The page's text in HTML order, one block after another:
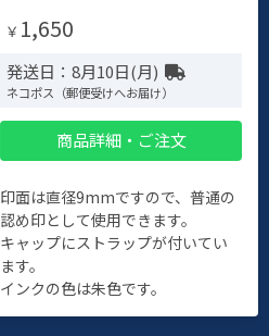
￥ 1,650
発送日：8月10日(月)
ネコポス（郵便受けへお届け）
商品詳細・ご注文
印面は直径9mmですので、普通の
認め印として使用できます。
キャップにストラップが付いてい
ます。
インクの色は朱色です。